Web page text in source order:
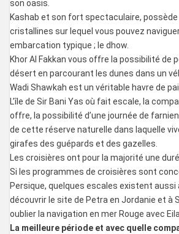
son oasis.
Kashab et son fort spectaculaire,
cristallines sur lequel vous pouvez naviguer
embarcation typique ; le dhow.
Khor Al Fakkan vous offre la possibilité de
désert en parcourant les dunes dans un
Wadi Shawkah est un véritable havre de
L’île de Sir Bani Yas où fait escale, la
offre, la possibilité d’une journée de
de cette réserve naturelle dans laquelle
girafes des guépards et des gazelles.
Les croisières ont pour la majorité une
Si les programmes de croisières sont
Persique, quelques escales existent aussi
découvrir le site de Petra en Jordanie et à
oublier la navigation en mer Rouge avec
La meilleure période et avec quelle